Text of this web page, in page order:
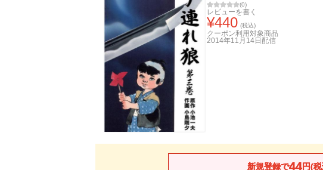
(0)
レビューを書く
¥440 (税込)
クーポン利用対象商品
2014年11月14日 配信
新規登録で44円(